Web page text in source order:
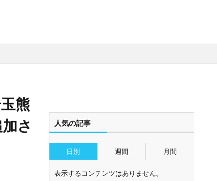
熊
さ
人気の記事
日別 週間 月間
表示するコンテンツはありません。